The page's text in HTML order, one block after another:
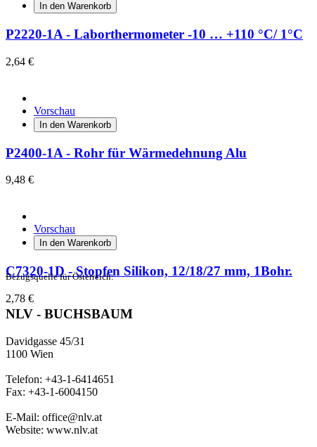
In den Warenkorb
P2220-1A - Laborthermometer -10 … +110 °C/ 1°C
2,64 €
Vorschau
In den Warenkorb
P2400-1A - Rohr für Wärmedehnung Alu
9,48 €
Vorschau
In den Warenkorb
C7320-1D - Stopfen Silikon, 12/18/27 mm, 1Bohr.
2,78 €
Bezugsquelle für Österreich:
NLV - BUCHSBAUM
Davidgasse 45/31
1100 Wien
Telefon: +43-1-6414651
Fax: +43-1-6004150
E-Mail: office@nlv.at
Website: www.nlv.at